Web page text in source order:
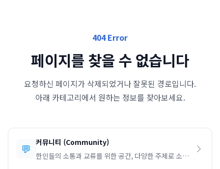
404 Error
페이지를 찾을 수 없습니다
요청하신 페이지가 삭제되었거나 잘못된 경로입니다.
아래 카테고리에서 원하는 정보를 찾아보세요.
💬 커뮤니티 (Community)
한인들의 소통과 교류를 위한 공간, 다양한 주제로 소통